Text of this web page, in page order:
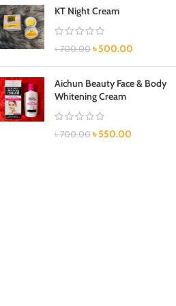
KT Night Cream
৳700.00 ৳500.00
Aichun Beauty Face & Body
Whitening Cream
৳700.00 ৳550.00